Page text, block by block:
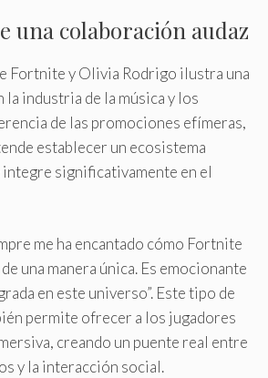
una colaboración audaz
Fortnite y Olivia Rodrigo ilustra una
la industria de la música y los
de las promociones efímeras,
establecer un ecosistema
significativamente en el
me ha encantado cómo Fortnite
una manera única. Es emocionante
en este universo”. Este tipo de
permite ofrecer a los jugadores
creando un puente real entre
y la interacción social.